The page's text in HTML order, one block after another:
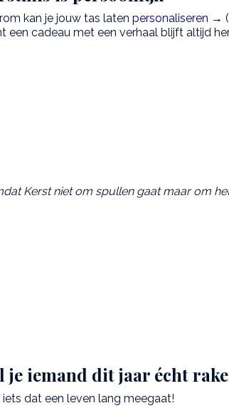
kan je jouw tas laten personaliseren →
een cadeau met een verhaal blijft altijd
Kerst niet om spullen gaat maar om
je iemand dit jaar écht
iets dat een leven lang meegaat!